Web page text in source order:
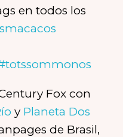
en todos los
Fox con
y Planeta Dos
de Brasil,